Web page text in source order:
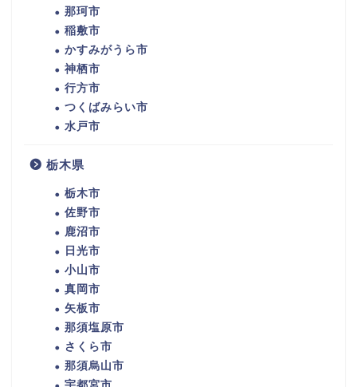
那珂市
稲敷市
かすみがうら市
神栖市
行方市
つくばみらい市
水戸市
栃木県
栃木市
佐野市
鹿沼市
日光市
小山市
真岡市
矢板市
那須塩原市
さくら市
那須烏山市